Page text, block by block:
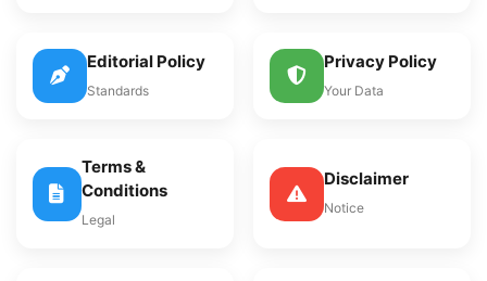
Editorial Policy
Standards
Privacy Policy
Your Data
Terms &
Conditions
Legal
Disclaimer
Notice